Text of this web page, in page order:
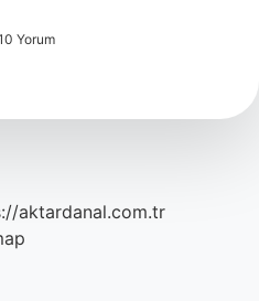
Yorum
aktardanal.com.tr